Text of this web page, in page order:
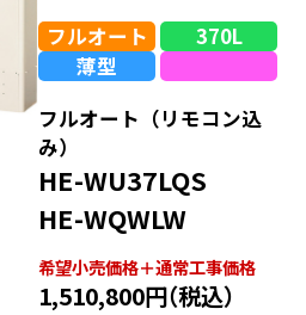
フルオート
370L
薄型
フルオート（リモコン込
み）
HE-WU37LQS
HE-WQWLW
希望⼩売価格＋通常⼯事価格
1,510,800円（税込）